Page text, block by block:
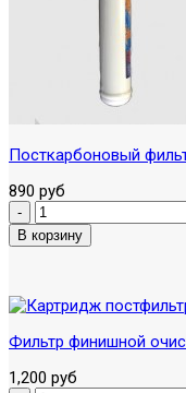
Посткарбоновый
890 руб
Фильтр финишной
1,200 руб